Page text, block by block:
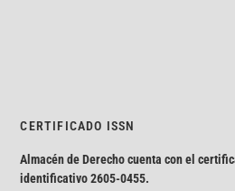
CERTIFICADO ISSN
Almacén de Derecho cuenta con el
identificativo2605-0455.